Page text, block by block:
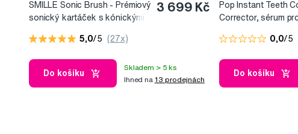
SMILLE Sonic Brush - Prémiový
sonický kartáček s kónickými
3 699 Kč
5,0/5 (27x)
Do košíku
Skladem > 5 ks
Ihned na 13 prodejnách
Pop Instant Teeth
Corrector, sérum
0,0/5
Do košíku